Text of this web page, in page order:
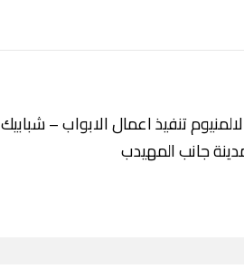
الالمنيوم تنفيذ اعمال الابواب – شبابيك
جانب المهيدب